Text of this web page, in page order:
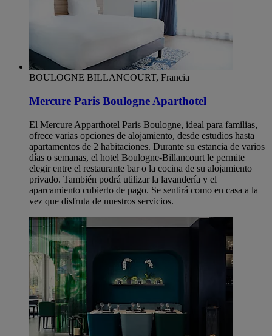
BOULOGNE BILLANCOURT, Francia
Mercure Paris Boulogne Aparthotel
El Mercure Apparthotel Paris Boulogne, ideal para familias,
ofrece varias opciones de alojamiento, desde estudios hasta
apartamentos de 2 habitaciones. Durante su estancia de varios
días o semanas, el hotel Boulogne-Billancourt le permite
elegir entre el restaurante bar o la cocina de su alojamiento
privado. También podrá utilizar la lavandería y el
aparcamiento cubierto de pago. Se sentirá como en casa a la
vez que disfruta de nuestros servicios.